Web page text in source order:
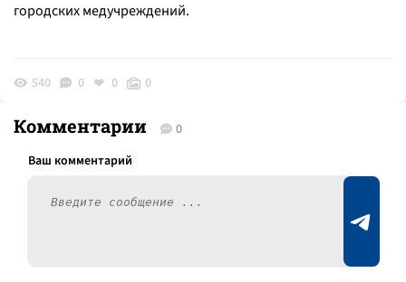
городских медучреждений.
540 0 0 0
Комментарии 0